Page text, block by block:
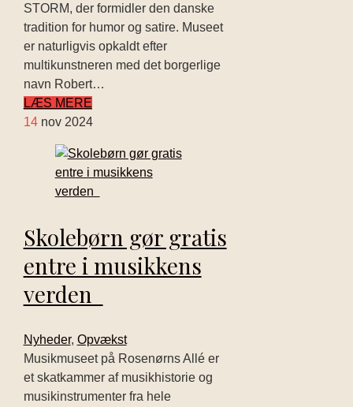
STORM, der formidler den danske
tradition for humor og satire. Museet
er naturligvis opkaldt efter
multikunstneren med det borgerlige
navn Robert…
LÆS MERE
14 nov 2024
Skolebørn gør gratis
entre i musikkens
verden
Nyheder, Opvækst
Musikmuseet på Rosenørns Allé er
et skatkammer af musikhistorie og
musikinstrumenter fra hele